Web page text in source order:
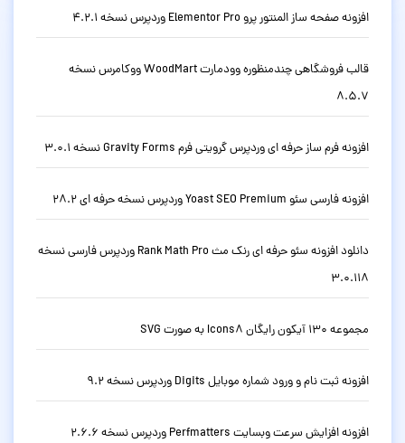
افزونه صفحه ساز المنتور پرو Elementor Pro وردپرس نسخه 4.2.1
قالب فروشگاهی چندمنظوره وودمارت WoodMart ووکامرس نسخه
8.5.7
افزونه فرم ساز حرفه ای وردپرس گرویتی فرم Gravity Forms نسخه 3.0.1
افزونه فارسی سئو Yoast SEO Premium وردپرس نسخه حرفه ای 28.2
دانلود افزونه سئو حرفه ای رنک مث Rank Math Pro وردپرس فارسی نسخه
3.0.118
مجموعه 130 آیکون رایگان Icons8 به صورت SVG
افزونه ثبت نام و ورود شماره موبایل Digits وردپرس نسخه 9.2
افزونه افزایش سرعت وبسایت Perfmatters وردپرس نسخه 2.6.6